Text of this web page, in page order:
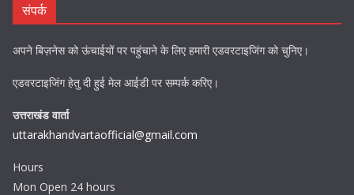
संपर्क
अपने बिज़नेस को ऊंचाईयों पर पहुंचाने के लिए हमारी एडवरटाइजिंग को चुनिए।
एडवरटाइजिंग हेतु दी हुई मेल आईडी पर सम्पर्क करिए।
उत्तराखंड वार्ता
uttarakhandvartaofficial@gmail.com
Hours
Mon Open 24 hours